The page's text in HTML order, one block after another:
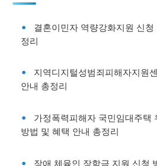
결혼이민자 역량강화지원 신
정리
지역디지털성범죄피해자지원
안내 총정리
가정폭력피해자 국민임대주택
방법 및 혜택 안내 총정리
장애 체육인 장학금 지원 신청